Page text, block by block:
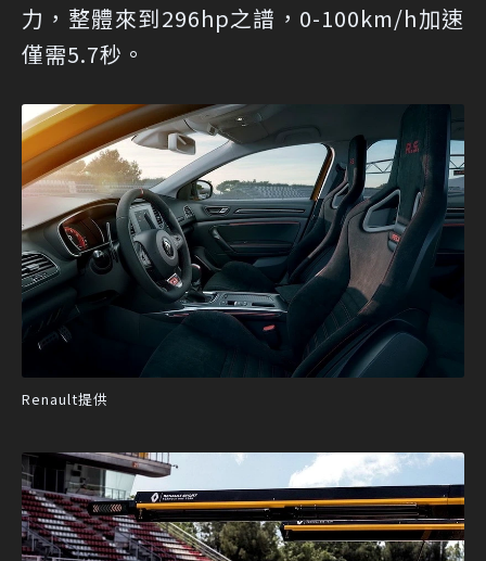
力，整體來到296hp之譜，0-100km/h加速
僅需5.7秒。
Renault提供